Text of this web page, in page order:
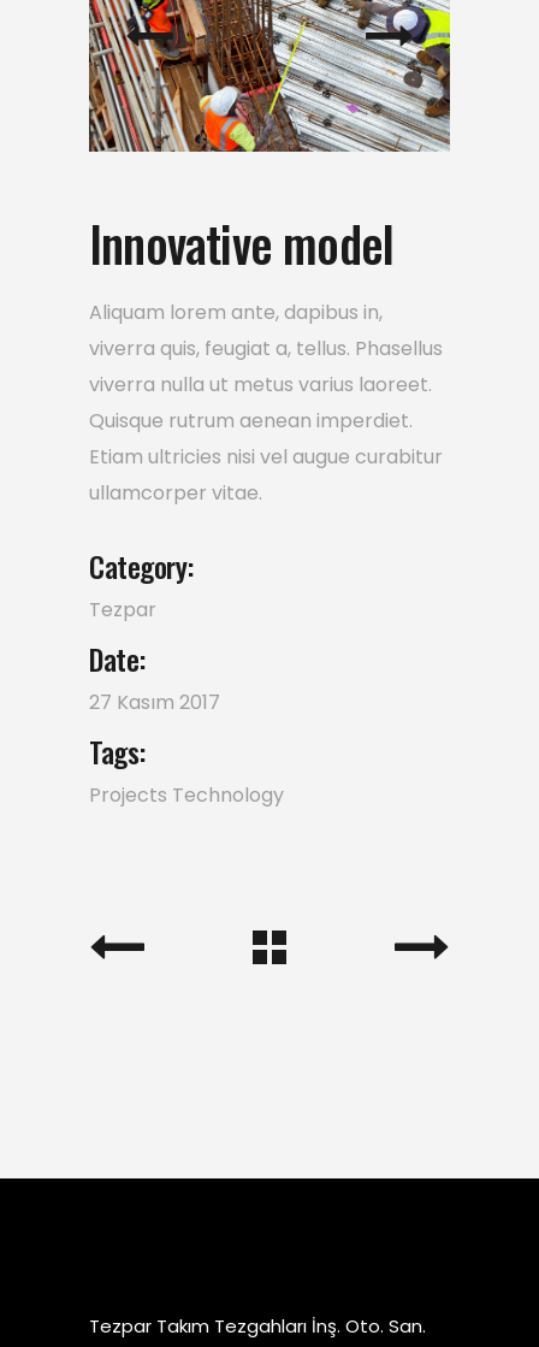
Innovative model
Aliquam lorem ante, dapibus in,
viverra quis, feugiat a, tellus. Phasellus
viverra nulla ut metus varius laoreet.
Quisque rutrum aenean imperdiet.
Etiam ultricies nisi vel augue curabitur
ullamcorper vitae.
Category:
Tezpar
Date:
27 Kasım 2017
Tags:
Projects Technology
Tezpar Takım Tezgahları İnş. Oto. San.